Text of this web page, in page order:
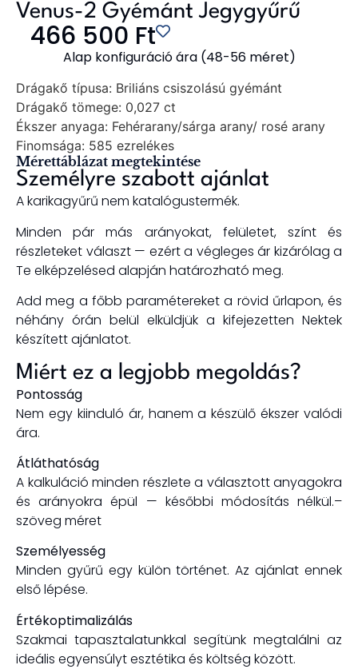
Venus-2 Gyémánt Jegygyűrű
466 500 Ft
Alap konfiguráció ára (48-56 méret)
Drágakő típusa: Briliáns csiszolású gyémánt
Drágakő tömege: 0,027 ct
Ékszer anyaga: Fehérarany/sárga arany/ rosé arany
Finomsága: 585 ezrelékes
Mérettáblázat megtekintése
Személyre szabott ajánlat
A karikagyűrű nem katalógustermék.
Minden pár más arányokat, felületet, színt és
részleteket választ — ezért a végleges ár kizárólag a
Te elképzelésed alapján határozható meg.
Add meg a főbb paramétereket a rövid űrlapon, és
néhány órán belül elküldjük a kifejezetten Nektek
készített ajánlatot.
Miért ez a legjobb megoldás?
Pontosság
Nem egy kiinduló ár, hanem akészülő ékszer valódi
ára.
Átláthatóság
A kalkuláció minden részlete a választott anyagokra
és arányokra épül — későbbi módosítás nélkül.–
szöveg méret
Személyesség
Minden gyűrű egy külön történet. Az ajánlat ennek
első lépése.
Értékoptimalizálás
Szakmai tapasztalatunkkal segítünk megtalálni az
ideális egyensúlyt esztétika és költség között.